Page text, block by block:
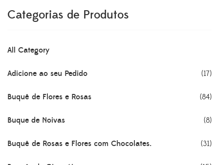
Categorias de Produtos
All Category
Adicione ao seu Pedido (17)
Buquê de Flores e Rosas (84)
Buque de Noivas (8)
Buquê de Rosas e Flores com Chocolates. (31)